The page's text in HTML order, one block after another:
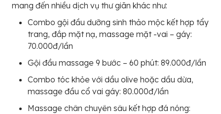
mang đến nhiều dịch vụ thư giãn khác như:
Combo gội đầu dưỡng sinh thảo mộc kết hợp tẩy
trang, đắp mặt nạ, massage mặt -vai – gáy:
70.000đ/lần
Gội đầu massage 9 bước – 60 phút: 89.000đ/lần
Combo tóc khỏe với dầu olive hoặc dầu dừa,
massage đầu cổ vai gáy: 80.000đ/lần
Massage chân chuyên sâu kết hợp đá nóng: